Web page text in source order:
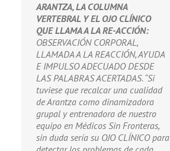
ARANTZA, LA COLUMNA
VERTEBRAL Y EL OJO CLÍNICO
QUE LLAMA A LA RE-ACCIÓN:
OBSERVACIÓN CORPORAL,
LLAMADA A LA REACCIÓN, AYUDA
E IMPULSO ADECUADO DESDE
LAS PALABRAS ACERTADAS. “Si
tuviese que recalcar una cualidad
de Arantza como dinamizadora
grupal y entrenadora de nuestro
equipo en Médicos Sin Fronteras,
sin duda sería su OJO CLÍNICO para